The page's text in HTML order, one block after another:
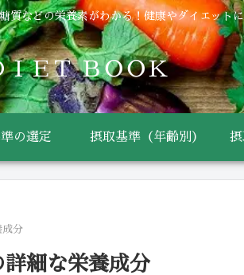
質などの栄養素がわかる！健康やダイエットに
ＩＥＴ ＢＯＯＫ
の選定 摂取基準（年齢別） 摂
成分
詳細な栄養成分